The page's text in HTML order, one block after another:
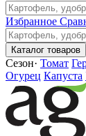
Избранное
Каталог товаров
Сезон· Томат
Огурец Капуста